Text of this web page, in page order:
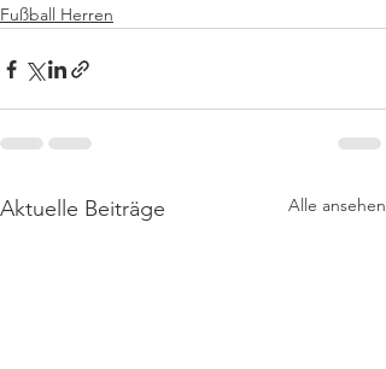
Fußball Herren
Aktuelle Beiträge Alle ansehen